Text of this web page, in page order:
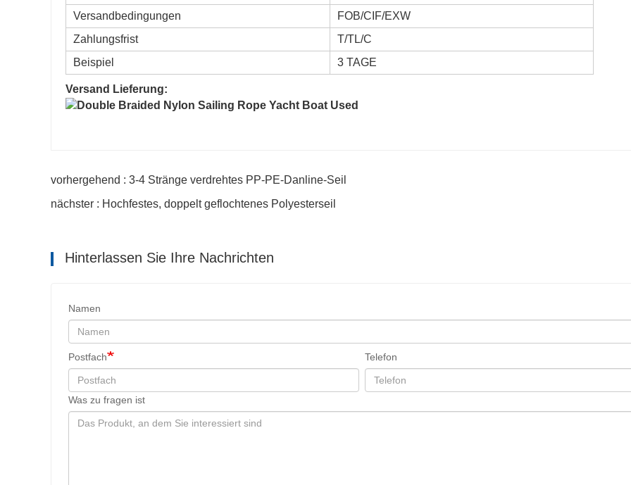
Versandbedingungen
FOB/CIF/EXW
Zahlungsfrist
T/TL/C
Beispiel
3 TAGE
Versand Lieferung:
vorhergehend : 3-4 Stränge verdrehtes PP-PE-Danline-Seil
nächster : Hochfestes, doppelt geflochtenes Polyesterseil
Hinterlassen Sie Ihre Nachrichten
Namen
Postfach Telefon
Was zu fragen ist